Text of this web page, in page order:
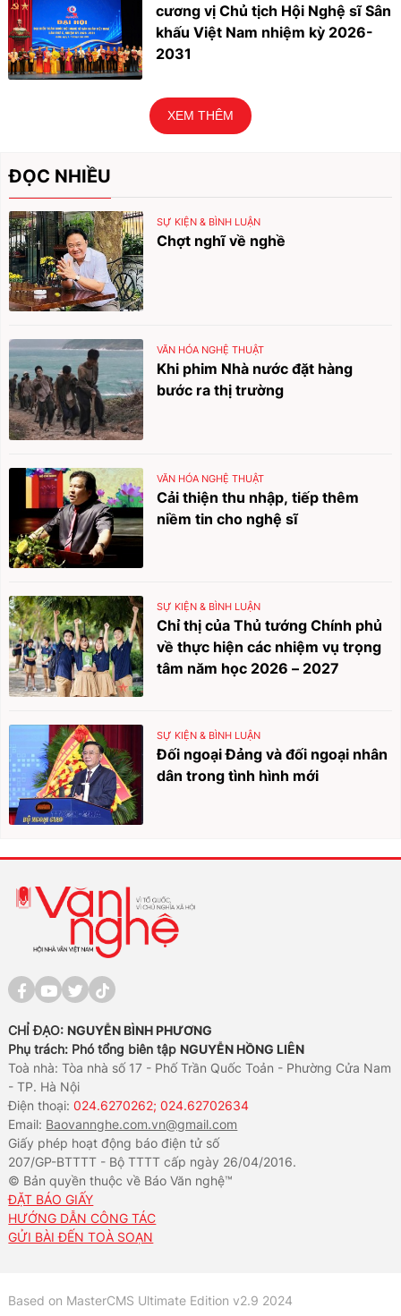
cương vị Chủ tịch Hội Nghệ sĩ Sân
khấu Việt Nam nhiệm kỳ 2026-
2031
XEM THÊM
ĐỌC NHIỀU
SỰ KIỆN & BÌNH LUẬN
Chợt nghĩ về nghề
VĂN HÓA NGHỆ THUẬT
Khi phim Nhà nước đặt hàng
bước ra thị trường
VĂN HÓA NGHỆ THUẬT
Cải thiện thu nhập, tiếp thêm
niềm tin cho nghệ sĩ
SỰ KIỆN & BÌNH LUẬN
Chỉ thị của Thủ tướng Chính phủ
về thực hiện các nhiệm vụ trọng
tâm năm học 2026 – 2027
SỰ KIỆN & BÌNH LUẬN
Đối ngoại Đảng và đối ngoại nhân
dân trong tình hình mới
CHỈ ĐẠO: NGUYỄN BÌNH PHƯƠNG
Phụ trách: Phó tổng biên tập NGUYỄN HỒNG LIÊN
Toà nhà: Tòa nhà số 17 - Phố Trần Quốc Toản - Phường Cửa Nam
- TP. Hà Nội
Điện thoại:024.6270262; 024.62702634
Email: Baovannghe.com.vn@gmail.com
Giấy phép hoạt động báo điện tử số
207/GP-BTTTT - Bộ TTTT cấp ngày 26/04/2016.
© Bản quyền thuộc về Báo Văn nghệ™
ĐẶT BÁO GIẤY
HƯỚNG DẪN CÔNG TÁC
GỬI BÀI ĐẾN TOÀ SOẠN
Based on MasterCMS Ultimate Edition v2.9 2024